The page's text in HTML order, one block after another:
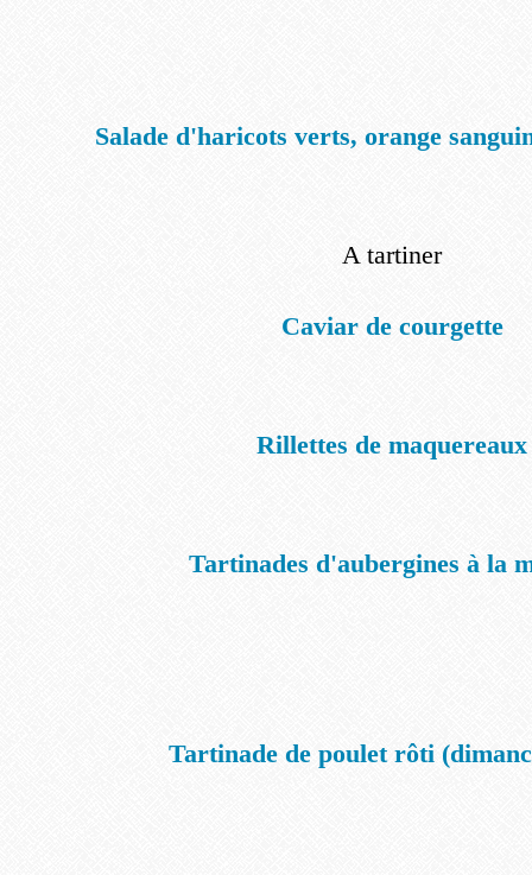
Salade d'haricots verts, orange
A tartiner
Caviar de courgette
Rillettes de maquereaux
Tartinades d'aubergines à la
Tartinade de poulet rôti